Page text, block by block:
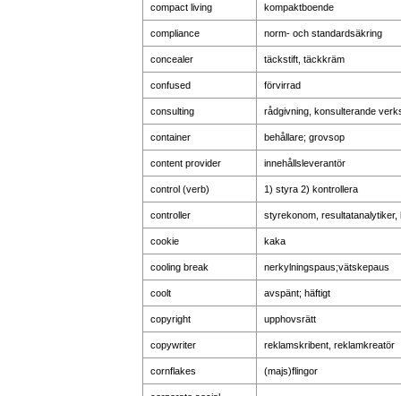
compact living kompaktboende
compliance norm- och standardsäkring
concealer täckstift, täckkräm
confused förvirrad
consulting rådgivning, konsulterande
container behållare; grovsop
content provider innehållsleverantör
control (verb) 1) styra 2) kontrollera
controller styrekonom, resultatanalytiker,
cookie kaka
cooling break nerkylningspaus;vätskepaus
coolt avspänt; häftigt
copyright upphovsrätt
copywriter reklamskribent, reklamkreatör
cornflakes (majs)flingor